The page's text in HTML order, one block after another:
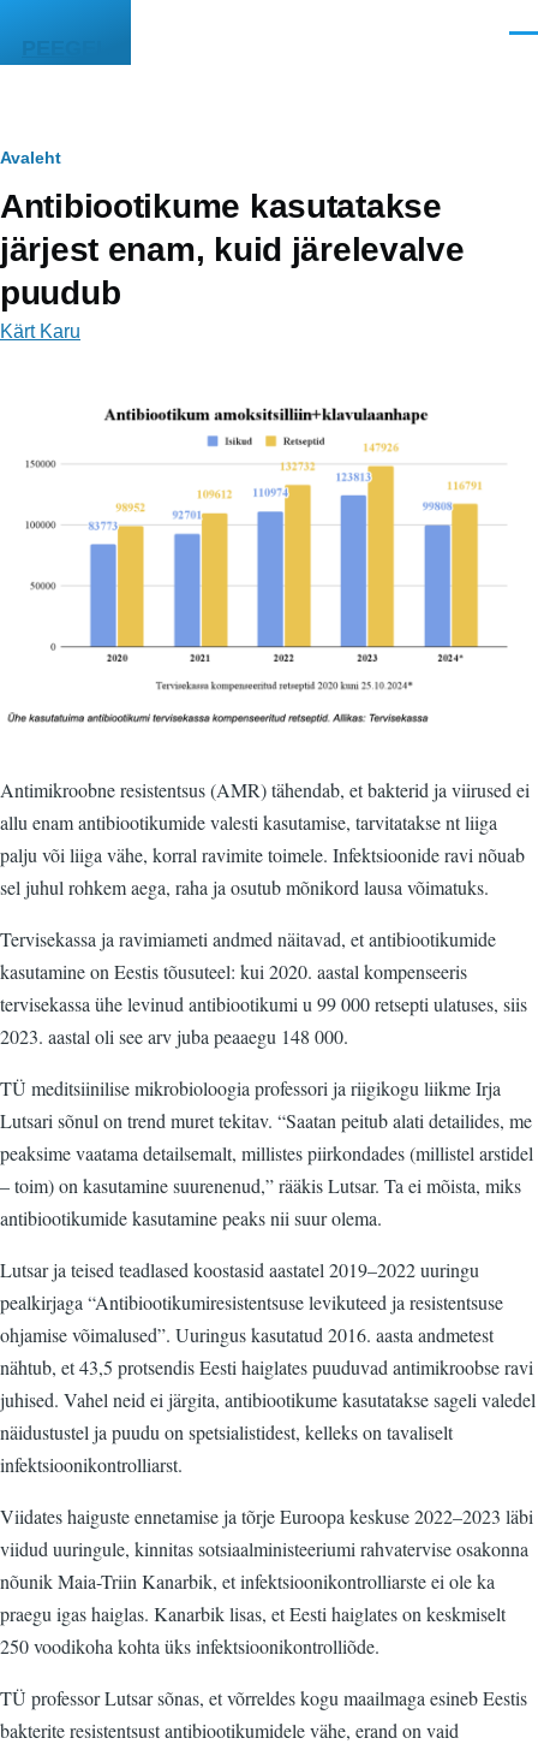
PEEGEL
Leivapuru
Avaleht
Antibiootikume kasutatakse
järjest enam, kuid järelevalve
puudub
Kärt Karu
Antimikroobne resistentsus (AMR) tähendab, et bakterid ja viirused ei
allu enam antibiootikumide valesti kasutamise, tarvitatakse nt liiga
palju või liiga vähe, korral ravimite toimele. Infektsioonide ravi nõuab
sel juhul rohkem aega, raha ja osutub mõnikord lausa võimatuks.
Tervisekassa ja ravimiameti andmed näitavad, et antibiootikumide
kasutamine on Eestis tõusuteel: kui 2020. aastal kompenseeris
tervisekassa ühe levinud antibiootikumi u 99 000 retsepti ulatuses, siis
2023. aastal oli see arv juba peaaegu 148 000.
TÜ meditsiinilise mikrobioloogia professori ja riigikogu liikme Irja
Lutsari sõnul on trend muret tekitav. “Saatan peitub alati detailides, me
peaksime vaatama detailsemalt, millistes piirkondades (millistel arstidel
– toim) on kasutamine suurenenud,” rääkis Lutsar. Ta ei mõista, miks
antibiootikumide kasutamine peaks nii suur olema.
Lutsar ja teised teadlased koostasid aastatel 2019–2022 uuringu
pealkirjaga “Antibiootikumiresistentsuse levikuteed ja resistentsuse
ohjamise võimalused”. Uuringus kasutatud 2016. aasta andmetest
nähtub, et 43,5 protsendis Eesti haiglates puuduvad antimikroobse ravi
juhised. Vahel neid ei järgita, antibiootikume kasutatakse sageli valedel
näidustustel ja puudu on spetsialistidest, kelleks on tavaliselt
infektsioonikontrolliarst.
Viidates haiguste ennetamise ja tõrje Euroopa keskuse 2022–2023 läbi
viidud uuringule, kinnitas sotsiaalministeeriumi rahvatervise osakonna
nõunik Maia-Triin Kanarbik, et infektsioonikontrolliarste ei ole ka
praegu igas haiglas. Kanarbik lisas, et Eesti haiglates on keskmiselt
250 voodikoha kohta üks infektsioonikontrolliõde.
TÜ professor Lutsar sõnas, et võrreldes kogu maailmaga esineb Eestis
bakterite resistentsust antibiootikumidele vähe, erand on vaid